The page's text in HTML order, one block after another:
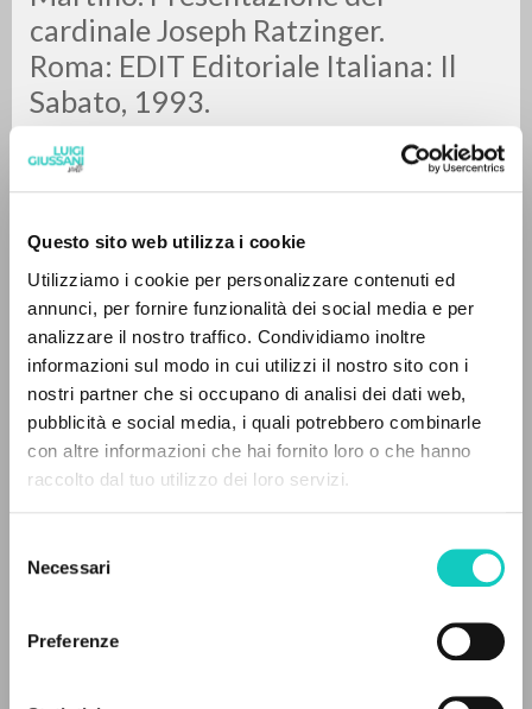
Questo sito web utilizza i cookie
Utilizziamo i cookie per personalizzare contenuti ed
annunci, per fornire funzionalità dei social media e per
analizzare il nostro traffico. Condividiamo inoltre
informazioni sul modo in cui utilizzi il nostro sito con i
nostri partner che si occupano di analisi dei dati web,
pubblicità e social media, i quali potrebbero combinarle
con altre informazioni che hai fornito loro o che hanno
raccolto dal tuo utilizzo dei loro servizi.
delNecessari
Preferenze
cardinale Joseph Ratzinger.
Roma: EDIT Editoriale Italiana: Il
Sabato, 1993.
Giussani Luigi
0RESULTS FOUND
MORE RESULTS